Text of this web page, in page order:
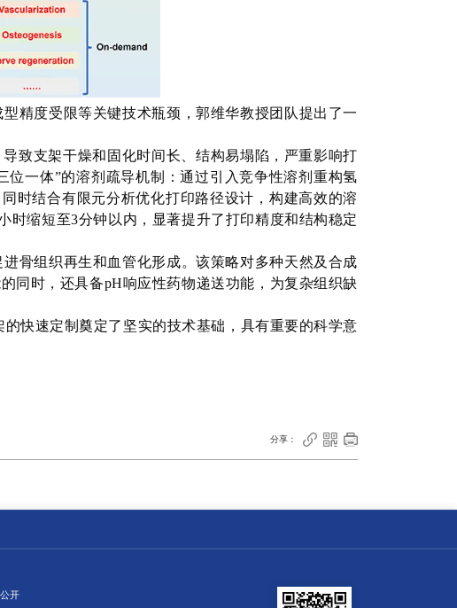
精度受限等关键技术瓶颈，郭维华教授团队提出了一
致支架干燥和固化时间长、结构易塌陷，严重影响打
一体”的溶剂疏导机制：通过引入竞争性溶剂重构氢
时结合有限元分析优化打印路径设计，构建高效的溶
时缩短至3分钟以内，显著提升了打印精度和结构稳定
骨组织再生和血管化形成。该策略对多种天然及合成
同时，还具备pH响应性药物递送功能，为复杂组织缺
快速定制奠定了坚实的技术基础，具有重要的科学意
分享：   
开